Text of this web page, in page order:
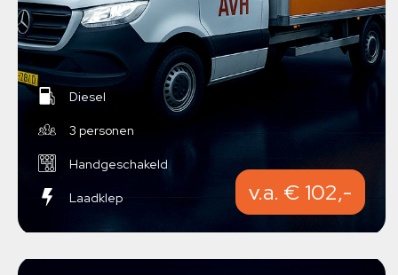
Diesel
3 personen
Handgeschakeld
Laadklep v.a. € 102,-